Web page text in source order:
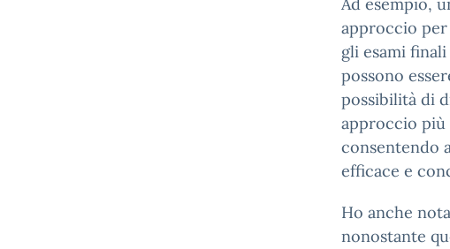
approccio
gli esami
possono
possibilità di
approccio più
consentendo
efficace e
Ho anche
nonostante